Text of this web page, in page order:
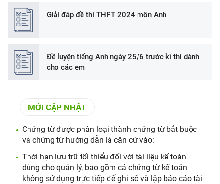
Giải đáp đề thi THPT 2024 môn Anh
Đề luyện tiếng Anh ngày 25/6 trước kì thi dành
cho các em
MỚI CẬP NHẬT
Chứng từ được phân loại thành chứng từ bắt buộc
và chứng từ hướng dẫn là căn cứ vào:
Thời hạn lưu trữ tối thiểu đối với tài liệu kế toán
dùng cho quản lý, bao gồm cả chứng từ kế toán
không sử dụng trực tiếp để ghi sổ và lập báo cáo tài